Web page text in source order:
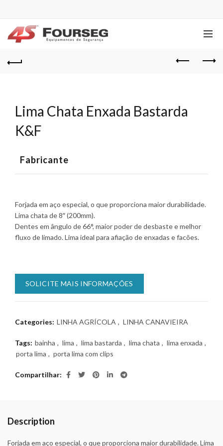
Lima Chata Enxada Bastarda
K&F
Fabricante
Forjada em aço especial, o que proporciona maior durabilidade.
Lima chata de 8″ (200mm).
Dentes em ângulo de 66°, maior poder de desbaste e melhor
fluxo de limado. Lima ideal para afiação de enxadas e facões.
SOLICITE MAIS INFORMAÇÕES
Categories: LINHA AGRÍCOLA , LINHA CANAVIEIRA
Tags: bainha , lima , lima bastarda , lima chata , lima enxada ,
porta lima , porta lima com clips
Compartilhar
Description
Forjada em aço especial, o que proporciona maior durabilidade. Lima